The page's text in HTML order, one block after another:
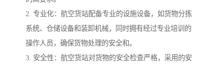
2. 专业化：航空货站配备专业的设施设备，如货物分拣
系统、仓储设备和装卸机械，同时拥有经过专业培训的
操作人员，确保货物处理的安全和。
3. 安全性：航空货站对货物的安全检查严格，采用的安